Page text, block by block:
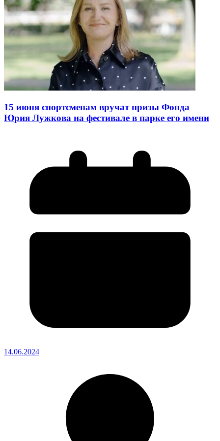
15 июня спортсменам вручат призы Фонда
Юрия Лужкова на фестивале в парке его имени
14.06.2024